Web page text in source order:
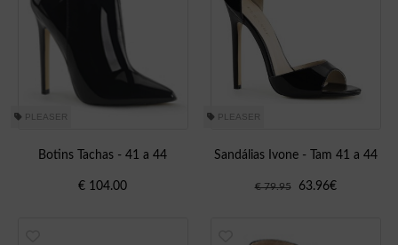
PLEASER
Botins Tachas - 41 a 44
€ 104.00
PLEASER
Sandálias Ivone - Tam 41 a 44
€ 79.95 63.96€